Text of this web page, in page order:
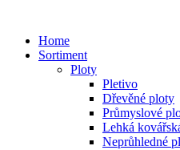
Home
Sortiment
Ploty
Pletivo
Dřevěné ploty
Průmyslové
Lehká
Neprůhledné